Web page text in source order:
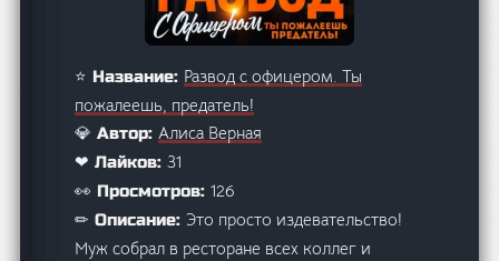
⭐ Название: Развод с офицером. Ты
пожалеешь, предатель!
💎 Автор:Алиса Верная
❤ Лайков:31
👀 Просмотров:126
✏ Описание: Это просто издевательство!
Муж собрал в ресторане всех коллег и